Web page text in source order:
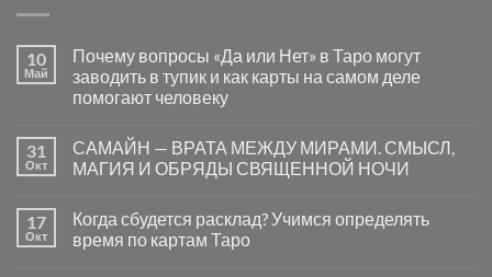
10
Май
Почему вопросы «Да или Нет» в Таро могут
заводить в тупик и как карты на самом деле
помогают человеку
записи
Почему
вопросы
Нет»
Таро
31
Окт
САМАЙН — ВРАТА МЕЖДУ МИРАМИ. СМЫСЛ,
МАГИЯ И ОБРЯДЫ СВЯЩЕННОЙ НОЧИ
записи
САМАЙН
—
17
Окт
Когда сбудется расклад? Учимся определять
время по картам Таро